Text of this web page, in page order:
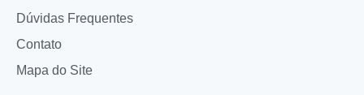
Dúvidas Frequentes
Contato
Mapa do Site